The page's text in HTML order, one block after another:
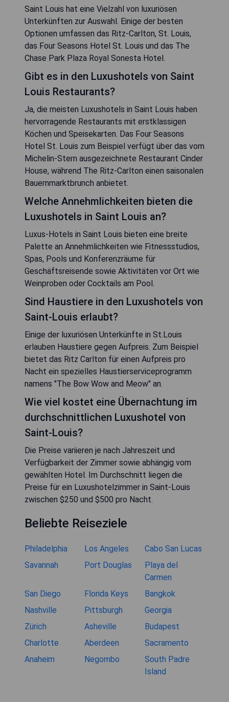
Saint Louis hat eine Vielzahl von luxuriösen
Unterkünften zur Auswahl. Einige der besten
Optionen umfassen das Ritz-Carlton, St. Louis,
das Four Seasons Hotel St. Louis und das The
Chase Park Plaza Royal Sonesta Hotel.
Gibt es in den Luxushotels von Saint
Louis Restaurants?
Ja, die meisten Luxushotels in Saint Louis haben
hervorragende Restaurants mit erstklassigen
Köchen und Speisekarten. Das Four Seasons
Hotel St. Louis zum Beispiel verfügt über das vom
Michelin-Stern ausgezeichnete Restaurant Cinder
House, während The Ritz-Carlton einen saisonalen
Bauernmarktbrunch anbietet.
Welche Annehmlichkeiten bieten die
Luxushotels in Saint Louis an?
Luxus-Hotels in Saint Louis bieten eine breite
Palette an Annehmlichkeiten wie Fitnessstudios,
Spas, Pools und Konferenzräume für
Geschäftsreisende sowie Aktivitäten vor Ort wie
Weinproben oder Cocktails am Pool.
Sind Haustiere in den Luxushotels von
Saint-Louis erlaubt?
Einige der luxuriösen Unterkünfte in St.Louis
erlauben Haustiere gegen Aufpreis. Zum Beispiel
bietet das Ritz Carlton für einen Aufpreis pro
Nacht ein spezielles Haustierserviceprogramm
namens "The Bow Wow and Meow" an.
Wie viel kostet eine Übernachtung im
durchschnittlichen Luxushotel von
Saint-Louis?
Die Preise variieren je nach Jahreszeit und
Verfügbarkeit der Zimmer sowie abhängig vom
gewählten Hotel. Im Durchschnitt liegen die
Preise für ein Luxushotelzimmer in Saint-Louis
zwischen $250 und $500 pro Nacht.
Beliebte Reiseziele
Philadelphia Los Angeles
Cabo San Lucas
Savannah
Port Douglas
Playa del
Carmen
San Diego
Florida Keys
Bangkok
Nashville
Pittsburgh
Georgia
Zürich
Asheville
Budapest
Charlotte
Aberdeen
Sacramento
Anaheim
Negombo
South Padre
Island